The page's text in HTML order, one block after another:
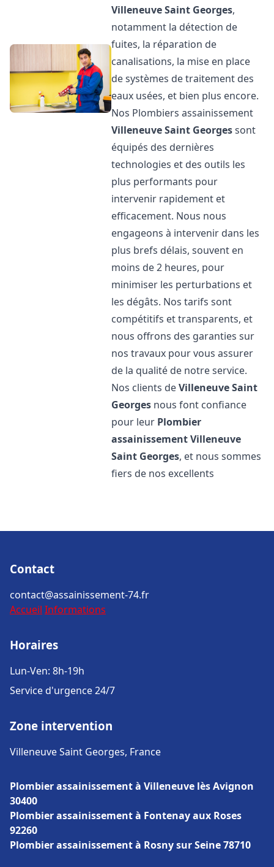
Villeneuve Saint Georges,
notamment la détection de
fuites, la réparation de
canalisations, la mise en place
de systèmes de traitement des
eaux usées, et bien plus encore.
Nos Plombiers assainissement
Villeneuve Saint Georgessont
équipés des dernières
technologies et des outils les
plus performants pour
intervenir rapidement et
efficacement. Nous nous
engageons à intervenir dans les
plus brefs délais, souvent en
moins de 2 heures, pour
minimiser les perturbations et
les dégâts. Nos tarifs sont
compétitifs et transparents, et
nous offrons des garanties sur
nos travaux pour vous assurer
de la qualité de notre service.
Nos clients deVilleneuve Saint
Georges nous font confiance
pour leur Plombier
assainissementVilleneuve
Saint Georges, et nous sommes
fiers de nos excellents
Contact
contact@assainissement-74.fr
Accueil Informations
Horaires
Lun-Ven: 8h-19h
Service d'urgence 24/7
Zone intervention
Villeneuve Saint Georges, France
Plombier assainissement à Villeneuve lès Avignon
30400
Plombier assainissement à Fontenay aux Roses
92260
Plombier assainissement à Rosny sur Seine 78710